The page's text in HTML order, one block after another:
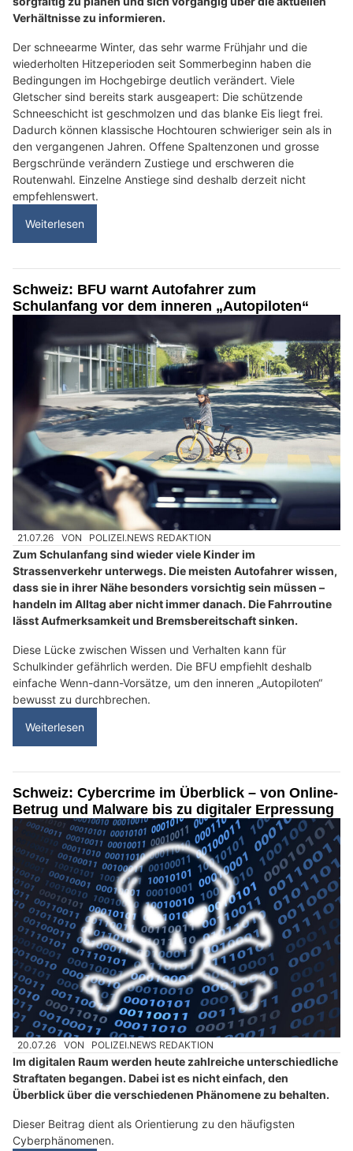
Verhältnisse zu informieren.
Der schneearme Winter, das sehr warme Frühjahr und die
wiederholten Hitzeperioden seit Sommerbeginn haben die
Bedingungen im Hochgebirge deutlich verändert. Viele
Gletscher sind bereits stark ausgeapert: Die schützende
Schneeschicht ist geschmolzen und das blanke Eis liegt frei.
Dadurch können klassische Hochtouren schwieriger sein als in
den vergangenen Jahren. Offene Spaltenzonen und grosse
Bergschründe verändern Zustiege und erschweren die
Routenwahl. Einzelne Anstiege sind deshalb derzeit nicht
empfehlenswert.
Weiterlesen
Schweiz: BFU warnt Autofahrer zum
Schulanfang vor dem inneren „Autopiloten“
21.07.26 VON POLIZEI.NEWS REDAKTION
Zum Schulanfang sind wieder viele Kinder im
Strassenverkehr unterwegs. Die meisten Autofahrer wissen,
dass sie in ihrer Nähe besonders vorsichtig sein müssen –
handeln im Alltag aber nicht immer danach. Die Fahrroutine
lässt Aufmerksamkeit und Bremsbereitschaft sinken.
Diese Lücke zwischen Wissen und Verhalten kann für
Schulkinder gefährlich werden. Die BFU empfiehlt deshalb
einfache Wenn-dann-Vorsätze, um den inneren „Autopiloten“
bewusst zu durchbrechen.
Weiterlesen
Schweiz: Cybercrime im Überblick – von Online-
Betrug und Malware bis zu digitaler Erpressung
20.07.26 VON POLIZEI.NEWS REDAKTION
Im digitalen Raum werden heute zahlreiche unterschiedliche
Straftaten begangen. Dabei ist es nicht einfach, den
Überblick über die verschiedenen Phänomene zu behalten.
Dieser Beitrag dient als Orientierung zu den häufigsten
Cyberphänomenen.